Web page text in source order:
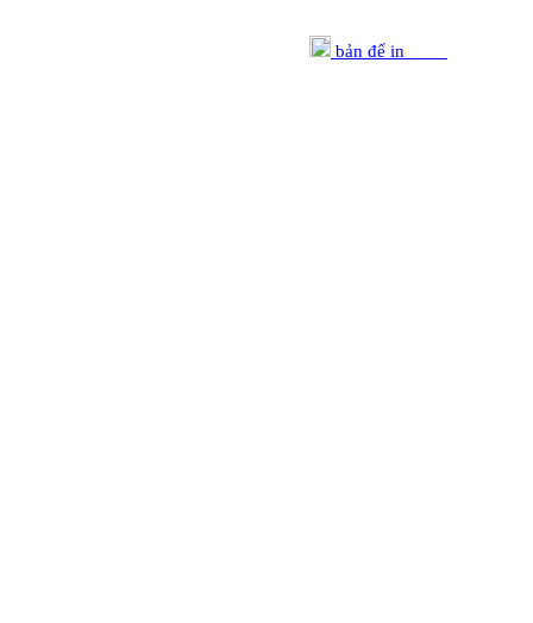
bản để in